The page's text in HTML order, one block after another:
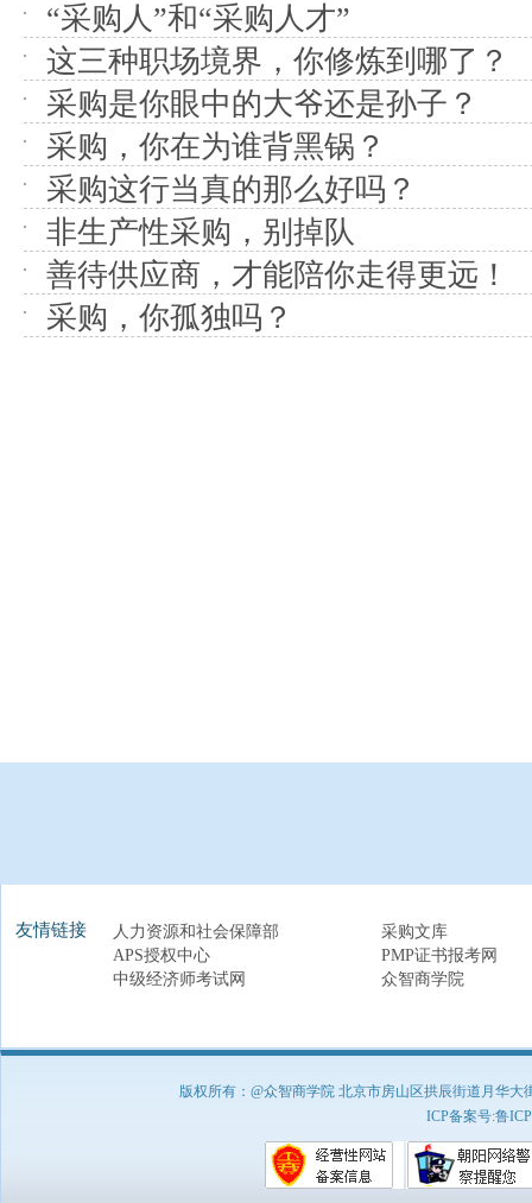
“采购人”和“采购人才”
这三种职场境界，你修炼到哪了？
采购是你眼中的大爷还是孙子？
采购，你在为谁背黑锅？
采购这行当真的那么好吗？
非生产性采购，别掉队
善待供应商，才能陪你走得更远！
采购，你孤独吗？
友情链接 人力资源和社会保障部
采购文库
APS授权中心
PMP证书报考网
中级经济师考试网
众智商学院
版权所有：@众智商学院 北京市房山区拱辰街道月华
ICP备案号:鲁